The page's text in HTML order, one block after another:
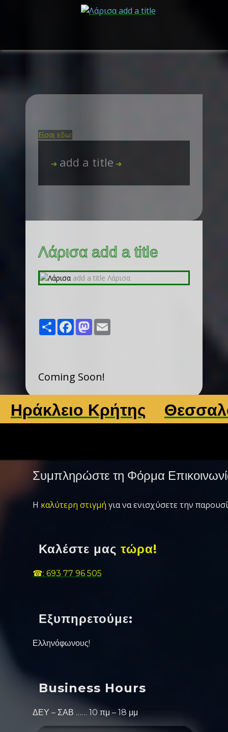
Είσαι εδω:
➜ add a title ➜
Λάρισα add a title
Share FacebookMastodon
Coming Soon!
Κρήτης
Συμπληρώστε τη Φόρμα
Η καλύτερη στιγμή για να ενισχύσετε την
Καλέστε μας τώρα!
☎: 693 77 96 505
Εξυπηρετούμε:
Ελληνόφωνους!
Business Hours
ΔΕΥ – ΣΑΒ …… 10 πμ – 18 μμ